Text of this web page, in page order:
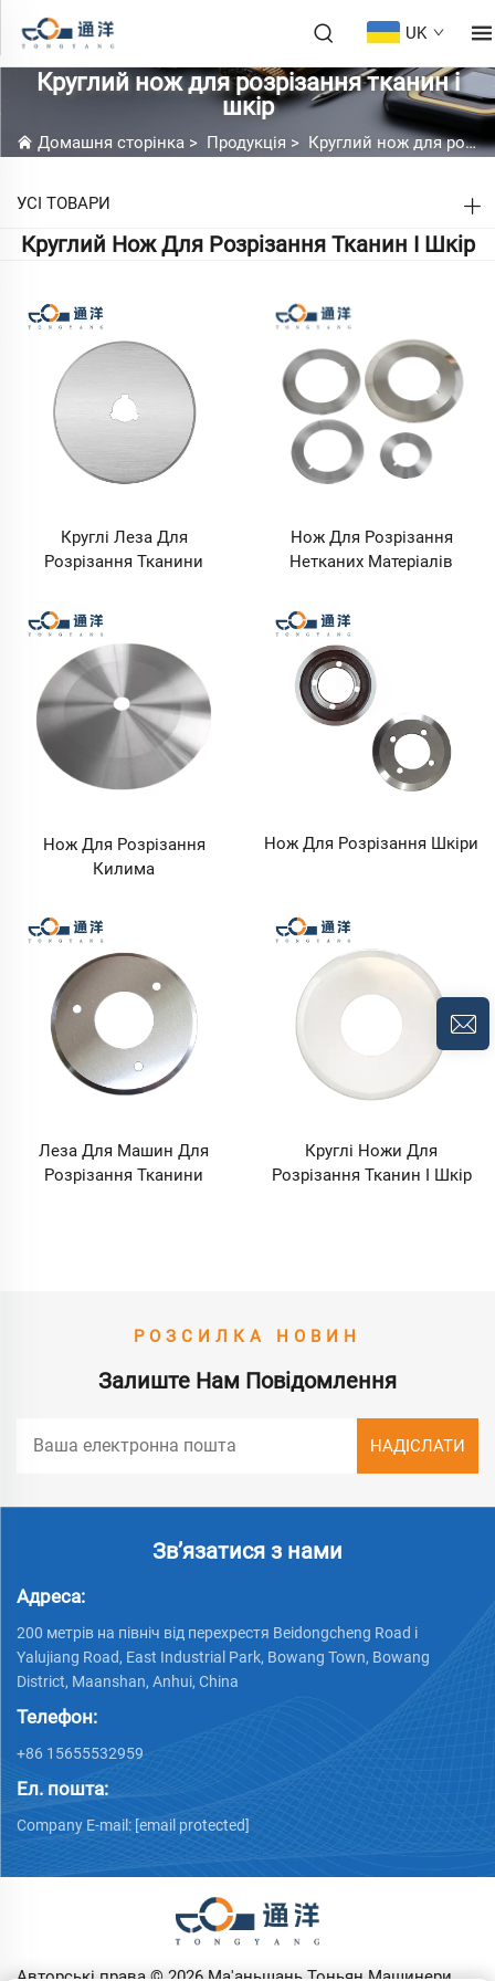
UK
Круглий нож для розрізання тканин і
шкір
Домашня сторінка > Продукція > Круглий нож для розрізання тканин і шкір
УСІ ТОВАРИ
Круглий Нож Для Розрізання Тканин І Шкір
Круглі Леза Для
Розрізання Тканини
Нож Для Розрізання
Нетканих Матеріалів
Нож Для Розрізання
Килима
Нож Для Розрізання Шкіри
Леза Для Машин Для
Розрізання Тканини
Круглі Ножи Для
Розрізання Тканин І Шкір
РОЗСИЛКА НОВИН
Залиште Нам Повідомлення
Зв’язатися з нами
Адреса:
200 метрів на північ від перехрестя Beidongcheng Road і
Yalujiang Road, East Industrial Park, Bowang Town, Bowang
District, Maanshan, Anhui, China
Телефон:
+86 15655532959
Ел. пошта:
Company E-mail: [email protected]
Авторські права © 2026 Ма'аньшань Тоньян Машинери